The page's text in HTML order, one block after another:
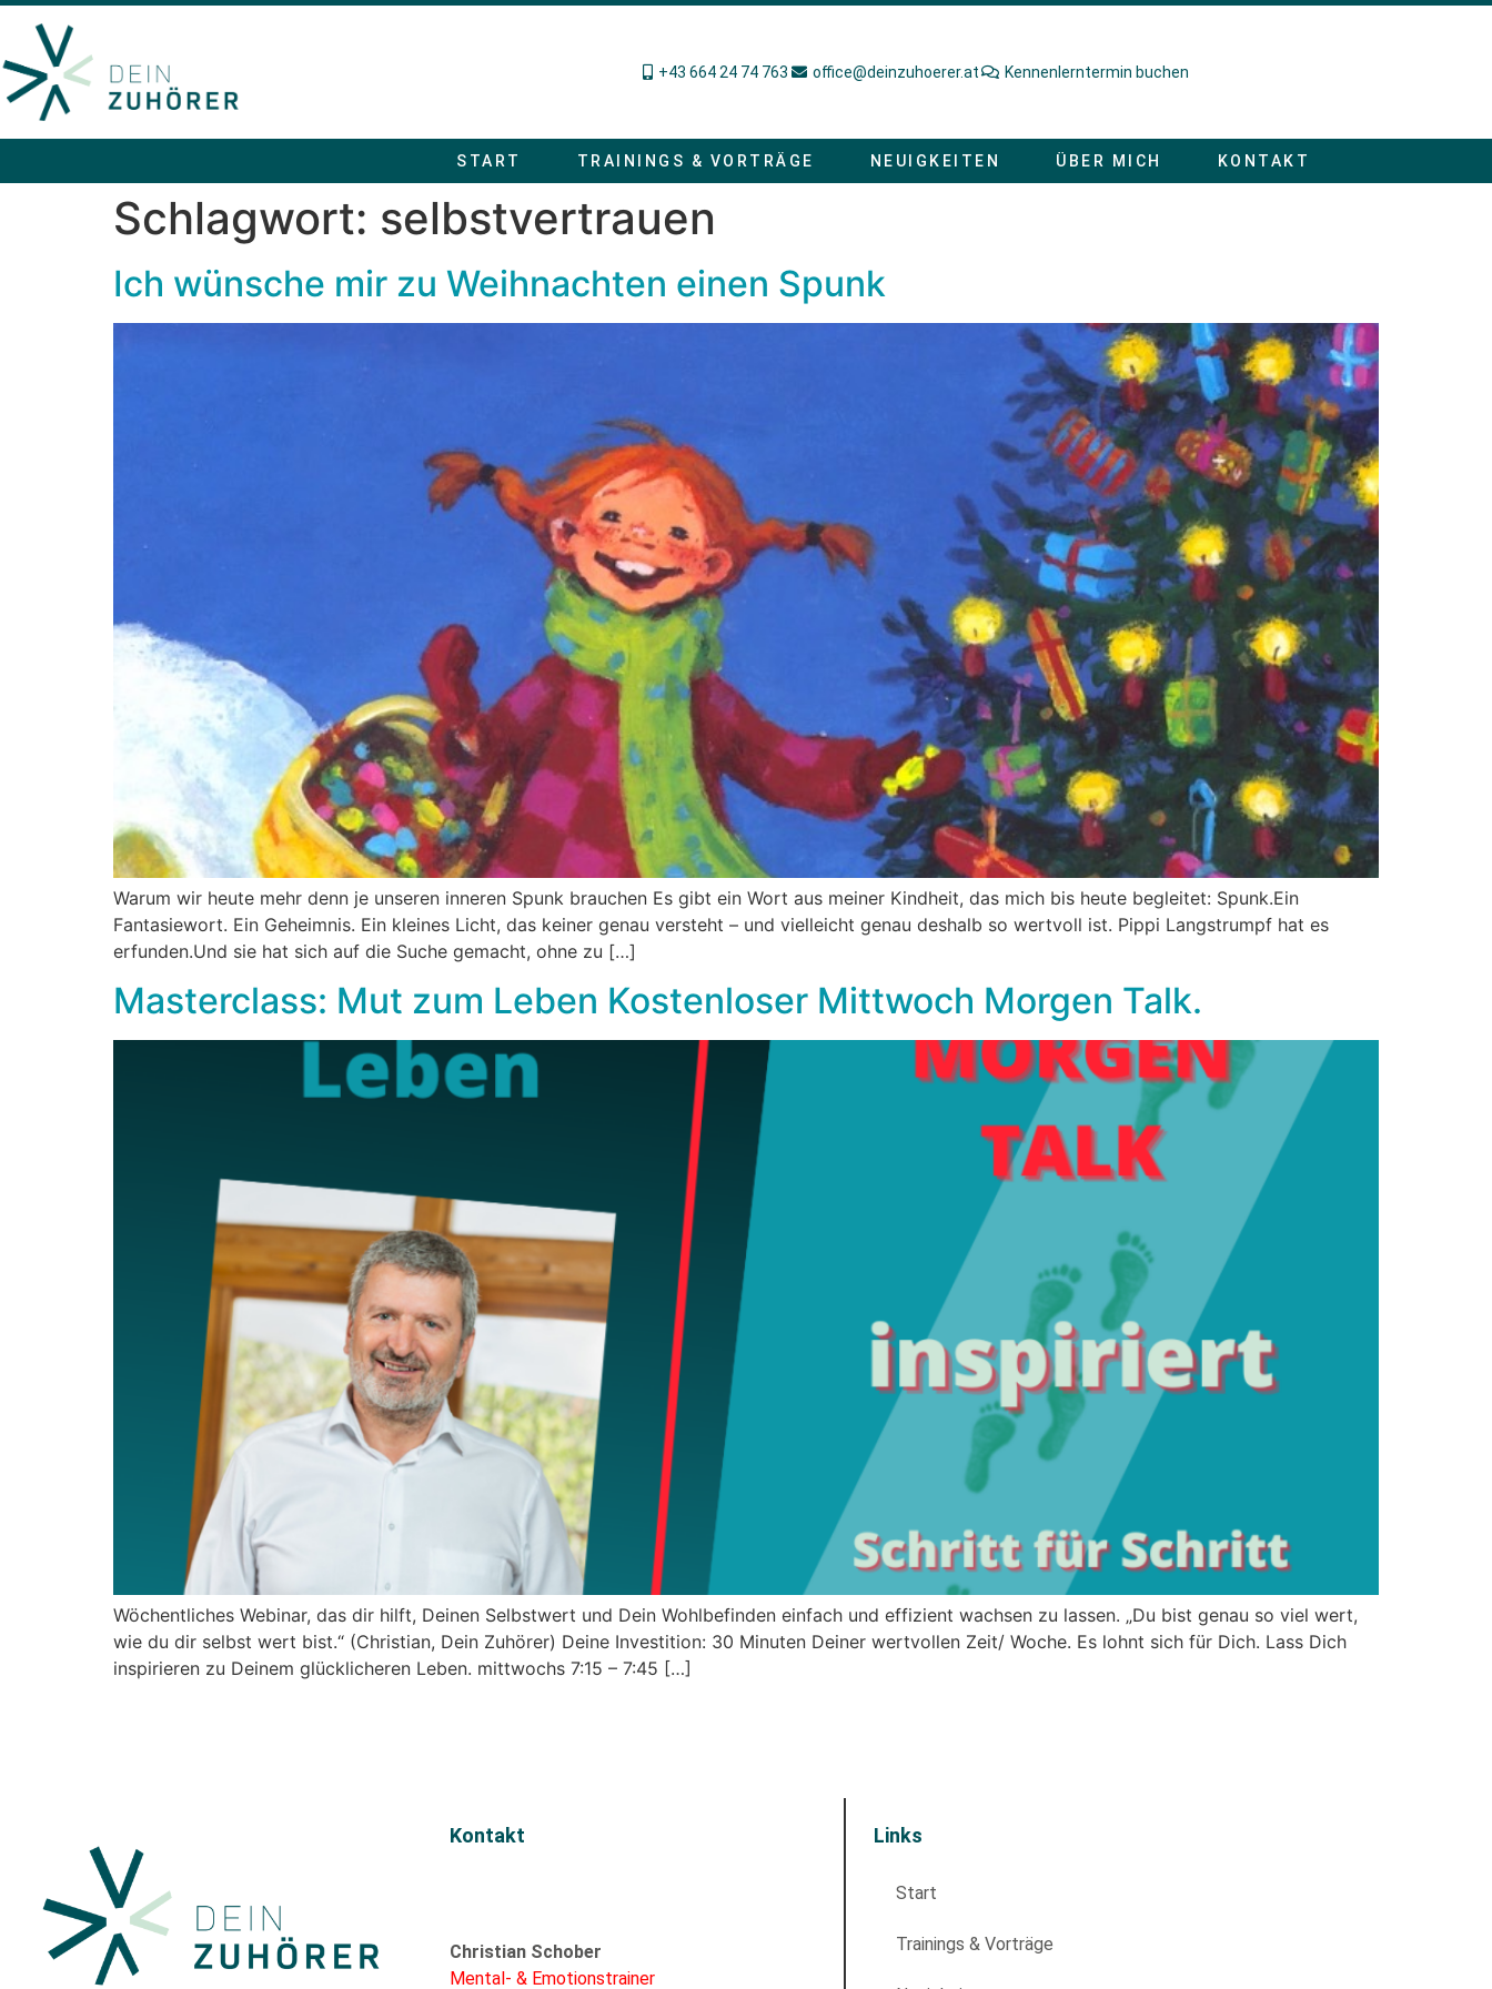
+43 664 24 74 763 office@deinzuhoerer.at Kennenlerntermin buchen
START TRAININGS & VORTRÄGE NEUIGKEITEN ÜBER MICH KONTAKT
Schlagwort: selbstvertrauen
Ich wünsche mir zu Weihnachten einen Spunk
Warum wir heute mehr denn je unseren inneren Spunk brauchen Es gibt ein Wort aus meiner Kindheit, das mich bis heute begleitet: Spunk.Ein
Fantasiewort. Ein Geheimnis. Ein kleines Licht, das keiner genau versteht – und vielleicht genau deshalb so wertvoll ist. Pippi Langstrumpf hat es
erfunden.Und sie hat sich auf die Suche gemacht, ohne zu […]
Masterclass: Mut zum Leben Kostenloser Mittwoch Morgen Talk.
Wöchentliches Webinar, das dir hilft, Deinen Selbstwert und Dein Wohlbefinden einfach und effizient wachsen zu lassen. „Du bist genau so viel wert,
wie du dir selbst wert bist.“ (Christian, Dein Zuhörer) Deine Investition: 30 Minuten Deiner wertvollen Zeit/ Woche. Es lohnt sich für Dich. Lass Dich
inspirieren zu Deinem glücklicheren Leben. mittwochs 7:15 – 7:45 […]
Kontakt
Christian Schober
Mental- & Emotionstrainer
Links
Start
Trainings & Vorträge